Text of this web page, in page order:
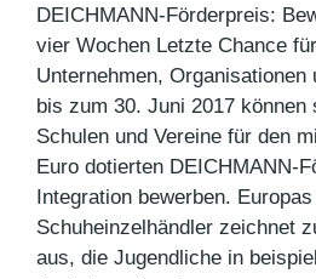
DEICHMANN-Förderpreis:
vier Wochen Letzte Chance
Unternehmen, Organisationen
bis zum 30. Juni 2017 können
Schulen und Vereine für den
Euro dotierten DEICHMANN-
Integration bewerben.
Schuheinzelhändler zeichnet
aus, die Jugendliche in